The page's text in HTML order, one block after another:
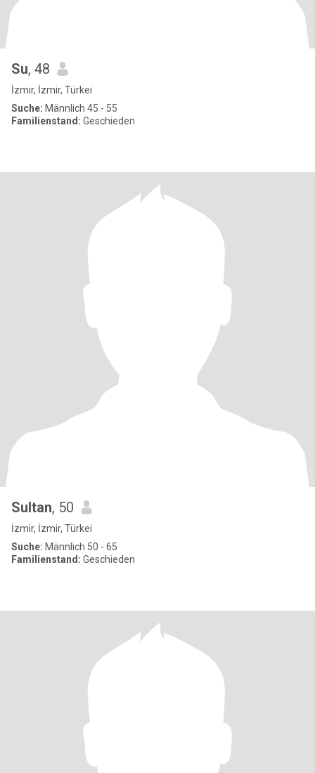
Su, 48
İzmir, İzmir, Türkei
Suche: Männlich 45 - 55
Familienstand: Geschieden
Sultan, 50
İzmir, İzmir, Türkei
Suche: Männlich 50 - 65
Familienstand: Geschieden